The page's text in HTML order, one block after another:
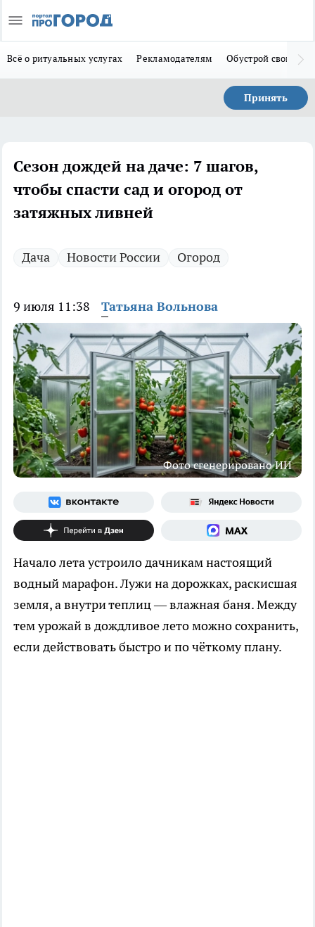
Всё о ритуальных услугах Рекламодателям Обустрой свой дом
Принять
Сезон дождей на даче: 7 шагов,
чтобы спасти сад и огород от
затяжных ливней
Дача Новости России Огород
9 июля 11:38 Татьяна Вольнова
Фото сгенерировано ИИ
Начало лета устроило дачникам настоящий
водный марафон. Лужи на дорожках, раскисшая
земля, а внутри теплиц — влажная баня. Между
тем урожай в дождливое лето можно сохранить,
если действовать быстро и по чёткому плану.